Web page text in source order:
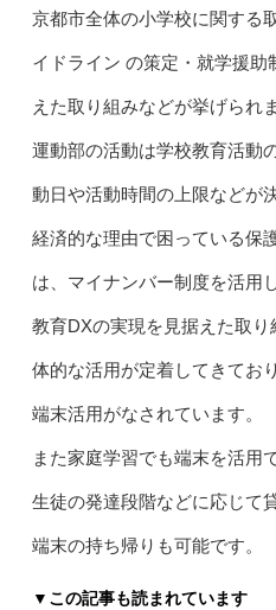
京都市全体の小学校に関する
イドライン の策定・就学援
えた取り組みなどが挙げられま
運動部の活動は学校教育活動
動日や活動時間の上限などが
経済的な理由で困っている保
は、マイナンバー制度を活用
教育DXの実現を見据えた取
体的な活用が定着してきてお
端末活用がなされています。
また家庭学習でも端末を活用
生徒の発達段階などに応じて
端末の持ち帰りも可能です。
▼この記事も読まれています